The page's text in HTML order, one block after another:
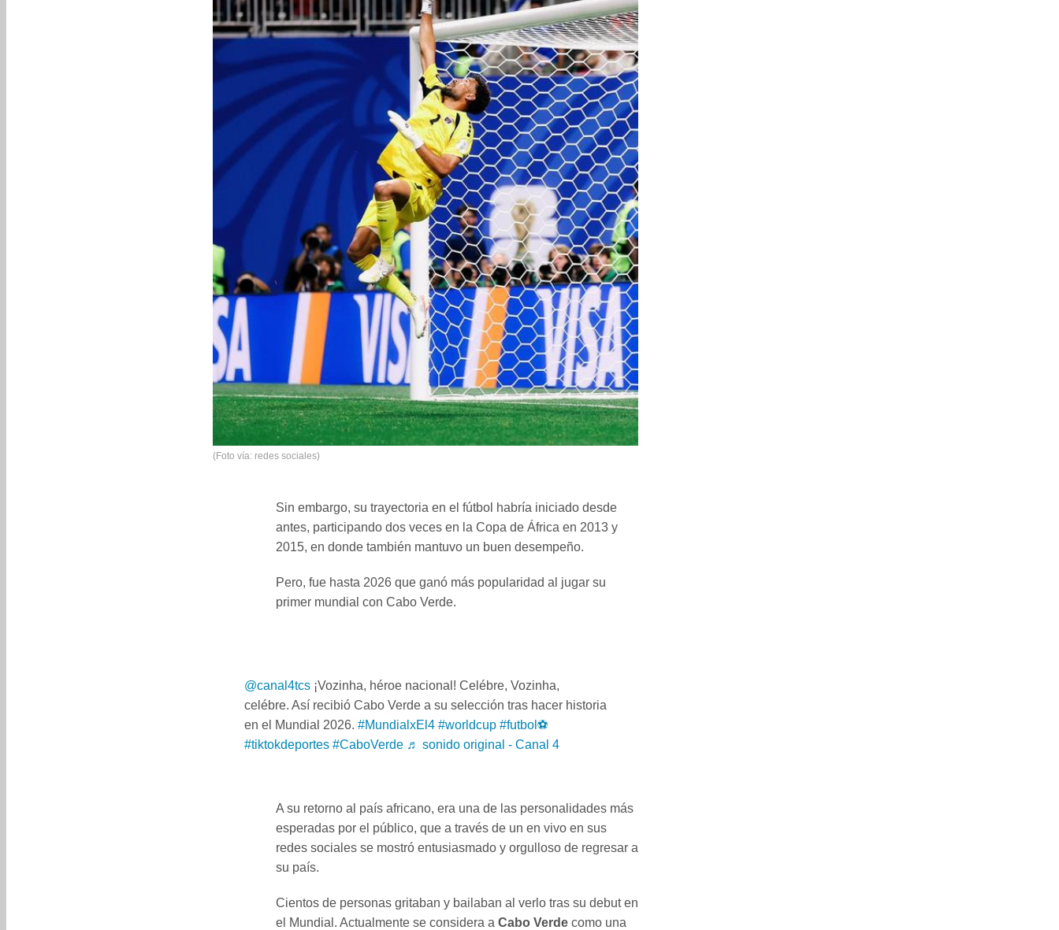
(Foto vía: redes sociales)
Sin embargo, su trayectoria en el fútbol habría iniciado desde
antes, participando dos veces en la Copa de África en 2013 y
2015, en donde también mantuvo un buen desempeño.
Pero, fue hasta 2026 que ganó más popularidad al jugar su
primer mundial con Cabo Verde.
@canal4tcs ¡Vozinha, héroe nacional! Celébre, Vozinha,
celébre. Así recibió Cabo Verde a su selección tras hacer historia
en el Mundial 2026. #MundialxEl4 #worldcup #futbol⚽️
#tiktokdeportes #CaboVerde ♬ sonido original - Canal 4
A su retorno al país africano, era una de las personalidades más
esperadas por el público, que a través de un en vivo en sus
redes sociales se mostró entusiasmado y orgulloso de regresar a
su país.
Cientos de personas gritaban y bailaban al verlo tras su debut en
el Mundial. Actualmente se considera a Cabo Verde como una